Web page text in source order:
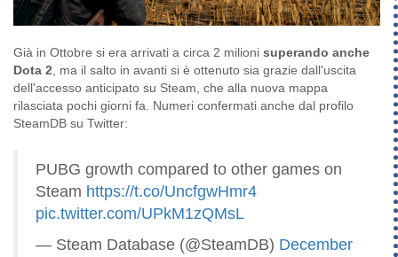
Già in Ottobre si era arrivati a circa 2 milioni superando anche
Dota 2, ma il salto in avanti si è ottenuto sia grazie dall'uscita
dell'accesso anticipato su Steam, che alla nuova mappa
rilasciata pochi giorni fa. Numeri confermati anche dal profilo
SteamDB su Twitter:
PUBG growth compared to other games on
Steam https://t.co/UncfgwHmr4
pic.twitter.com/UPkM1zQMsL
— Steam Database (@SteamDB) December